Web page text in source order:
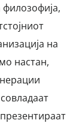
на
настан,